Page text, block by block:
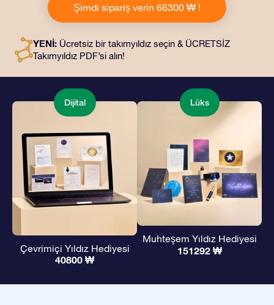
adrese teslimatı ile çevrimiçi belgeler ve uygulamalara
erişim imkanı bu pakete dahildir. Bu, arkadaşlarınıza ve
yoludur.
Şimdi sipariş verin 66300 ₩ !
YENİ: Ücretsiz bir takımyıldız seçin & ÜCRETSİZ
Takımyıldız PDF’si alın!
Dijital
Çevrimiçi Yıldız Hediyesi
40800 ₩
Lüks
Muhteşem Yıldız Hediyesi
151292 ₩